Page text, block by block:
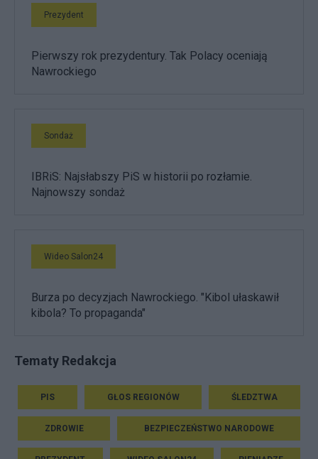
Prezydent
Pierwszy rok prezydentury. Tak Polacy oceniają
Nawrockiego
Sondaż
IBRiS: Najsłabszy PiS w historii po rozłamie.
Najnowszy sondaż
Wideo Salon24
Burza po decyzjach Nawrockiego. "Kibol ułaskawił
kibola? To propaganda"
Tematy Redakcja
PIS GŁOS REGIONÓW ŚLEDZTWA
ZDROWIE BEZPIECZEŃSTWO NARODOWE